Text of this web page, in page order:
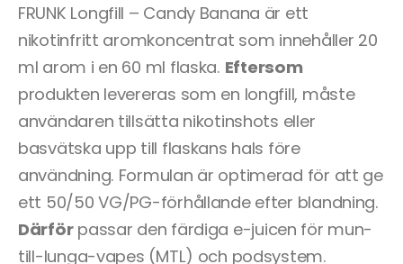
FRUNK Longfill – Candy Banana är ett
nikotinfritt aromkoncentrat som innehåller 20
ml arom i en 60 ml flaska. Eftersom
produkten levereras som en longfill, måste
användaren tillsätta nikotinshots eller
basvätska upp till flaskans hals före
användning. Formulan är optimerad för att ge
ett 50/50 VG/PG-förhållande efter blandning.
Därförpassar den färdiga e-juicen för mun-
till-lunga-vapes (MTL) och podsystem.